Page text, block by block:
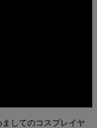
してのコスプレイヤ